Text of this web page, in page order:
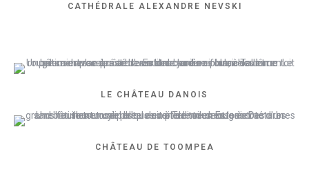
CATHÉDRALE ALEXANDRE NEVSKI
LE CHÂTEAU DANOIS
CHÂTEAU DE TOOMPEA